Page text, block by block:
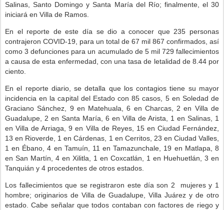
Salinas, Santo Domingo y Santa María del Río; finalmente, el 30
iniciará en Villa de Ramos.
En el reporte de este día se dio a conocer que 235 personas
contrajeron COVID-19, para un total de 67 mil 867 confirmados, así
como 3 defunciones para un acumulado de 5 mil 729 fallecimientos
a causa de esta enfermedad, con una tasa de letalidad de 8.44 por
ciento.
En el reporte diario, se detalla que los contagios tiene su mayor
incidencia en la capital del Estado con 85 casos, 5 en Soledad de
Graciano Sánchez, 9 en Matehuala, 6 en Charcas, 2 en Villa de
Guadalupe, 2 en Santa María, 6 en Villa de Arista, 1 en Salinas, 1
en Villa de Arriaga, 9 en Villa de Reyes, 15 en Ciudad Fernández,
13 en Rioverde, 1 en Cárdenas, 1 en Cerritos, 23 en Ciudad Valles,
1 en Ébano, 4 en Tamuín, 11 en Tamazunchale, 19 en Matlapa, 8
en San Martín, 4 en Xilitla, 1 en Coxcatlán, 1 en Huehuetlán, 3 en
Tanquián y 4 procedentes de otros estados.
Los fallecimientos que se registraron este día son 2 mujeres y 1
hombre; originarios de Villa de Guadalupe, Villa Juárez y de otro
estado. Cabe señalar que todos contaban con factores de riego y